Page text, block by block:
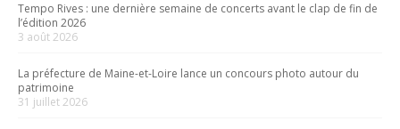
Tempo Rives : une dernière semaine de concerts avant le clap de fin de
l’édition 2026
3 août 2026
La préfecture de Maine-et-Loire lance un concours photo autour du
patrimoine
31 juillet 2026